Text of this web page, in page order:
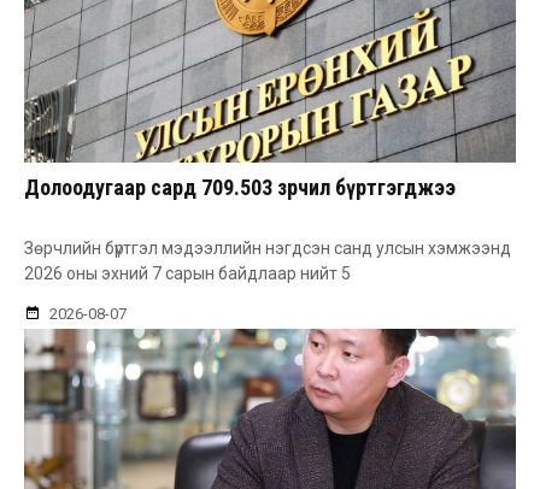
Долоодугаар сард 709.503 зөрчил бүртгэгджээ
Зөрчлийн бүртгэл мэдээллийн нэгдсэн санд улсын хэмжээнд
2026 оны эхний 7 сарын байдлаар нийт 5
2026-08-07